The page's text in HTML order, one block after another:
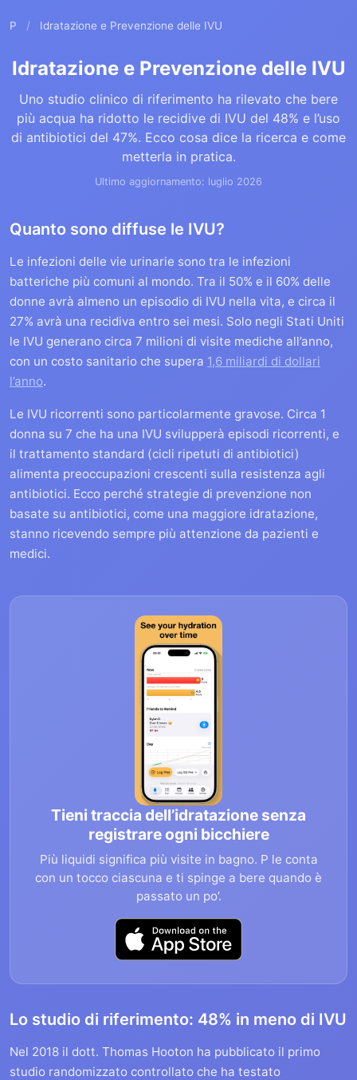
P / Idratazione e Prevenzione delle IVU
Idratazione e Prevenzione delle IVU
Uno studio clinico di riferimento ha rilevato che bere
più acqua ha ridotto le recidive di IVU del 48% e l’uso
di antibiotici del 47%. Ecco cosa dice la ricerca e come
metterla in pratica.
Ultimo aggiornamento: luglio 2026
Quanto sono diffuse le IVU?
Le infezioni delle vie urinarie sono tra le infezioni
batteriche più comuni al mondo. Tra il 50% e il 60% delle
donne avrà almeno un episodio di IVU nella vita, e circa il
27% avrà una recidiva entro sei mesi. Solo negli Stati Uniti
le IVU generano circa 7 milioni di visite mediche all’anno,
con un costo sanitario che supera 1,6 miliardi di dollari
l’anno.
Le IVU ricorrenti sono particolarmente gravose. Circa 1
donna su 7 che ha una IVU svilupperà episodi ricorrenti, e
il trattamento standard (cicli ripetuti di antibiotici)
alimenta preoccupazioni crescenti sulla resistenza agli
antibiotici. Ecco perché strategie di prevenzione non
basate su antibiotici, come una maggiore idratazione,
stanno ricevendo sempre più attenzione da pazienti e
medici.
Tieni traccia dell’idratazione senza
registrare ogni bicchiere
Più liquidi significa più visite in bagno. P le conta
con un tocco ciascuna e ti spinge a bere quando è
passato un po’.
Lo studio di riferimento: 48% in meno di IVU
Nel 2018 il dott. Thomas Hooton ha pubblicato il primo
studio randomizzato controllato che ha testato